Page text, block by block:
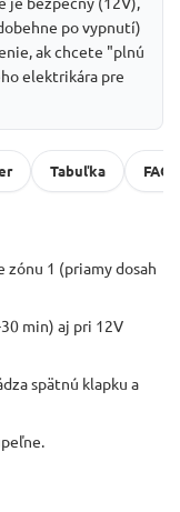
po vypnutí)
ak chcete "plnú
elektrikára pre
Tabuľka FAQ
1 (priamy dosah
min) aj pri 12V
spätnú klapku a